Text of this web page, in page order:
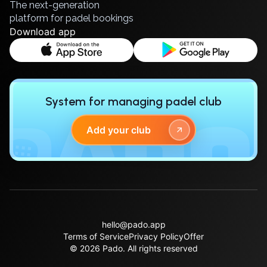
Zaporizhzhia
УкраїнськаCities
Prague
Kutaisi
Bialystok
Bolesławiec
Dabrowa Gornicza
The next-generation
platform for padel bookings
Download app
System for managing padel club
Add your club
© 2026 Pado. All rights reserved
hello@pado.app
Terms of ServicePrivacy PolicyOffer